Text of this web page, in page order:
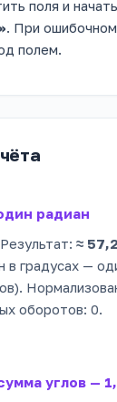
поля и
. При
полем.
радиан
≈
в градусах —
оборотов: 0.
углов —